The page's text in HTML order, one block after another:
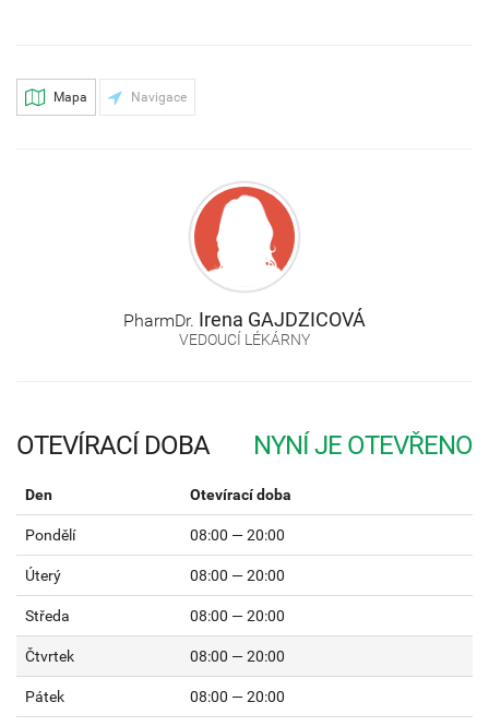
Mapa Navigace
PharmDr. Irena GAJDZICOVÁ
VEDOUCÍ LÉKÁRNY
OTEVÍRACÍ DOBA
Den Otevírací doba
Pondělí 08:00 — 20:00
Úterý 08:00 — 20:00
Středa 08:00 — 20:00
Čtvrtek 08:00 — 20:00
Pátek 08:00 — 20:00